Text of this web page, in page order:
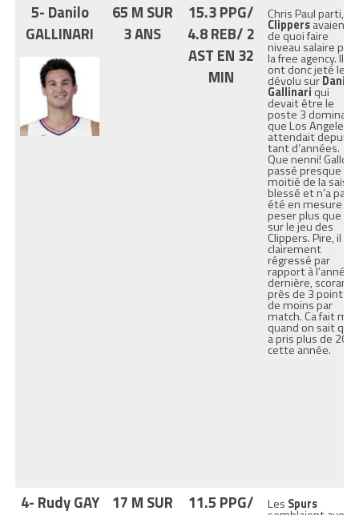
5- Danilo
GALLINARI
65 M SUR
3 ANS
15.3 PPG/
4.8 REB/ 2
AST EN 32
MIN
Chris Paul parti,
Clippersavaient
de quoi faire
niveau salaire
la free agency. Ils
ont donc jeté leur
dévolu surDanilo
Gallinari qui
devait être le
poste 3 dominant
que Los Angeles
attendait depuis
tant d’années.
Que nenni! Gallo a
passé presque la
moitié de la
blessé et n’a pas
été en mesure de
peser plus que ça
sur le jeu des
Clippers. Pire, il a
clairement
régressé par
rapport à l’année
dernière, scorant
près de 3 points
de moins par
match. Ca fait mal
quand on sait qu’il
a pris plus de 20
cette année.
4- Rudy GAY
17 M SUR
11.5 PPG/
Les Spurs